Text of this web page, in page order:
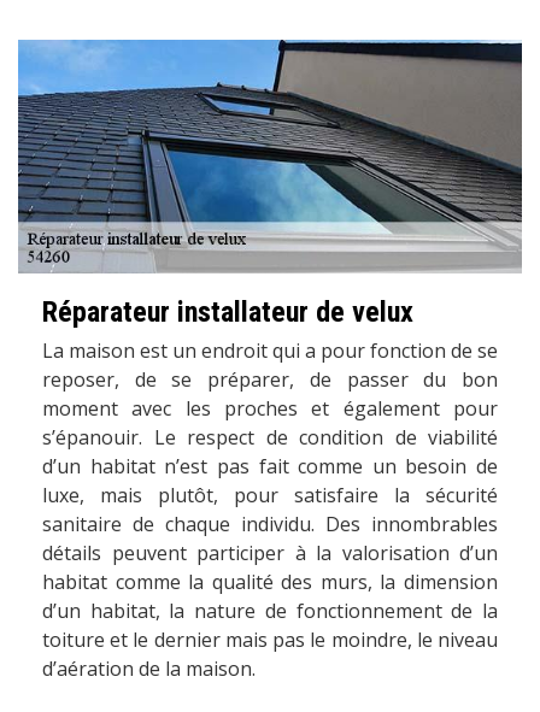
Réparateur installateur de velux
La maison est un endroit qui a pour fonction de se
reposer, de se préparer, de passer du bon
moment avec les proches et également pour
s’épanouir. Le respect de condition de viabilité
d’un habitat n’est pas fait comme un besoin de
luxe, mais plutôt, pour satisfaire la sécurité
sanitaire de chaque individu. Des innombrables
détails peuvent participer à la valorisation d’un
habitat comme la qualité des murs, la dimension
d’un habitat, la nature de fonctionnement de la
toiture et le dernier mais pas le moindre, le niveau
d’aération de la maison.